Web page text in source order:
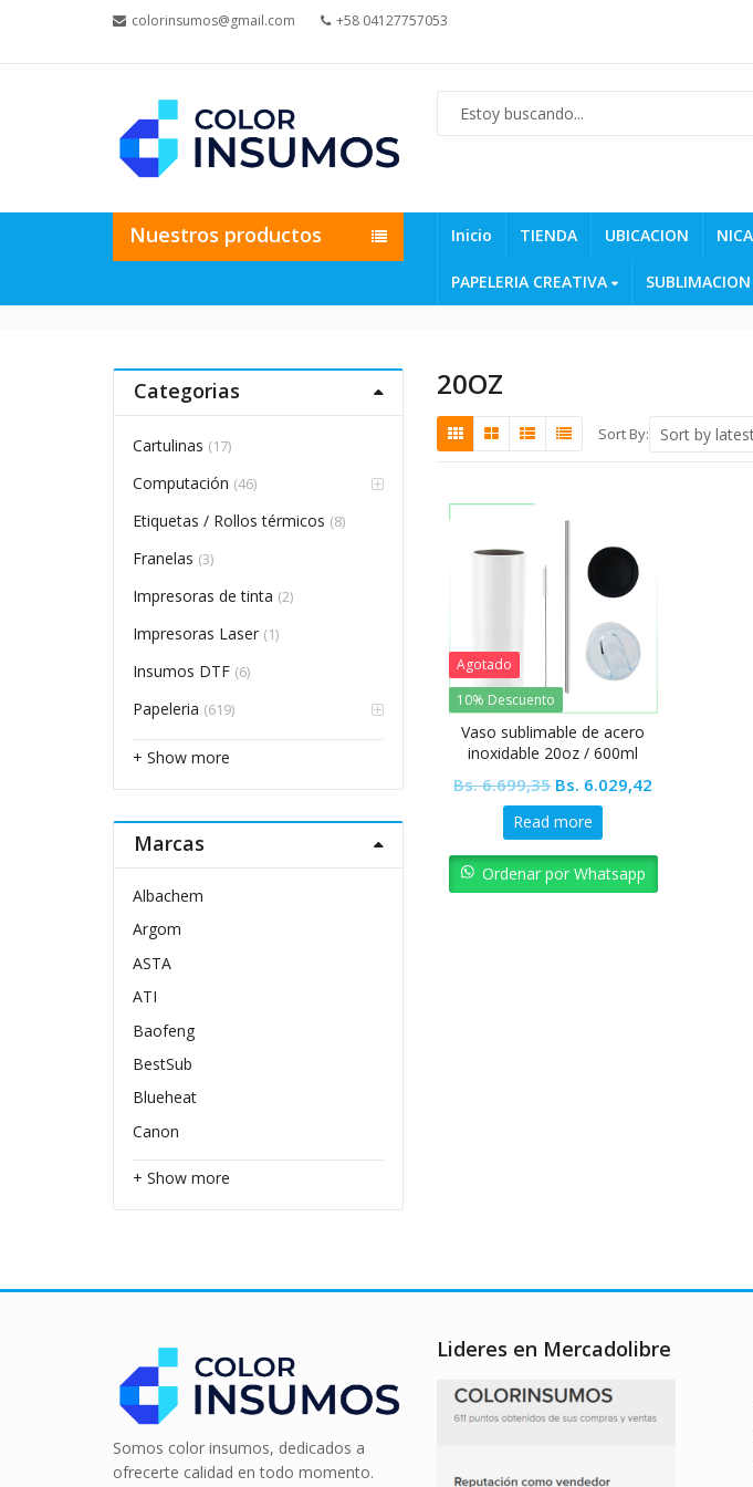
colorinsumos@gmail.com +58 04127757053
Nuestros productos Inicio TIENDA UBICACION
PAPELERIA CREATIVA SUBLIMACION
20OZ
Sort By:
Agotado
10% Descuento
Vaso sublimable de acero
inoxidable 20oz / 600ml
Accesorios
Bs.6.699,35 Original
price
was:
Bs. 6.699,35.
Bs. 6.029,42
Bs. 6.029,42.
Read more
Ordenar por Whatsapp
Categorias
Cartulinas (17)
Computación (46)
Etiquetas / Rollos térmicos (8)
Franelas (3)
Impresoras de tinta (2)
Impresoras Laser (1)
Insumos DTF (6)
Papeleria (619)
+ Show more
Marcas
Albachem
Argom
ASTA
ATI
Baofeng
BestSub
Blueheat
Canon
+ Show more
Somos color insumos, dedicados a
ofrecerte calidad en todo momento.
Lideres en Mercadolibre